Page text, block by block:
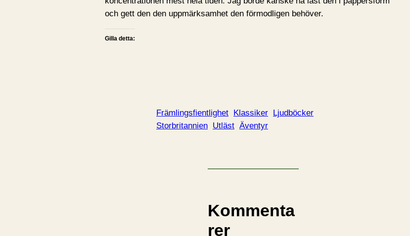
och gett den den uppmärksamhet den förmodligen behöver.
Gilla detta:
Främlingsfientlighet Klassiker
Ljudböcker
Storbritannien Utläst Äventyr
Kommenta
rer